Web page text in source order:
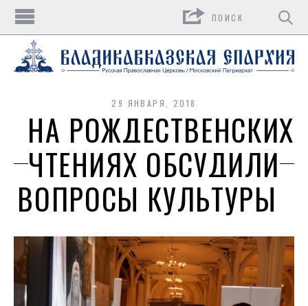
29 ЯНВАРЯ, 2018
НА РОЖДЕСТВЕНСКИХ
ЧТЕНИЯХ ОБСУДИЛИ
ВОПРОСЫ КУЛЬТУРЫ